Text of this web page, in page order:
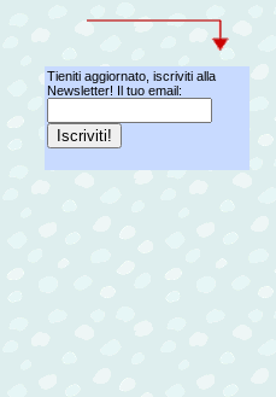
Tieniti aggiornato, iscriviti alla
Newsletter! Il tuo email: